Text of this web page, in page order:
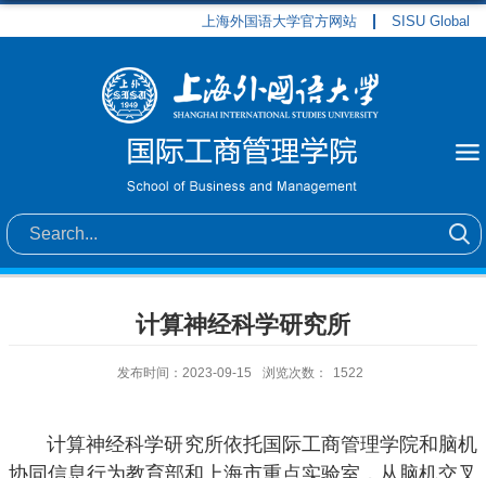
上海外国语大学官方网站 SISU Global
计算神经科学研究所
发布时间：2023-09-15 浏览次数： 1522
计算神经科学研究所依托国际工商管理学院和脑机
协同信息行为教育部和上海市重点实验室，从脑机交叉